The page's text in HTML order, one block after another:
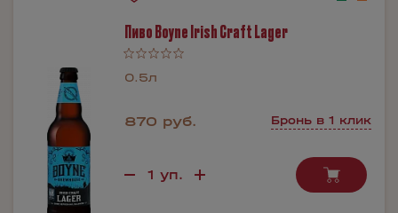
Пиво Boyne Irish Craft Lager
0.5л
870 руб. Бронь в 1 клик